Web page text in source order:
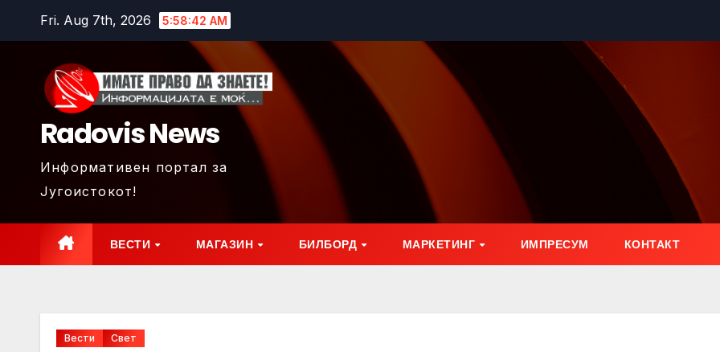
Fri. Aug 7th, 2026 5:58:44 AM
Radovis News
Информативен портал за
Југоистокот!
ВЕСТИ МАГАЗИН БИЛБОРД МАРКЕТИНГ ИМПРЕСУМ КОНТАКТ
Вести Свет